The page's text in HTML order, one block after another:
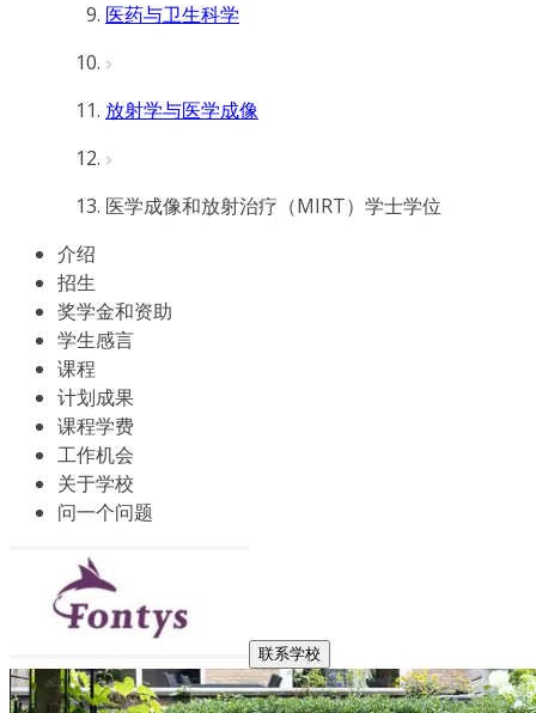
医药与卫生科学
放射学与医学成像
医学成像和放射治疗（MIRT）学士学位
介绍
招生
奖学金和资助
学生感言
课程
计划成果
课程学费
工作机会
关于学校
问一个问题
联系学校